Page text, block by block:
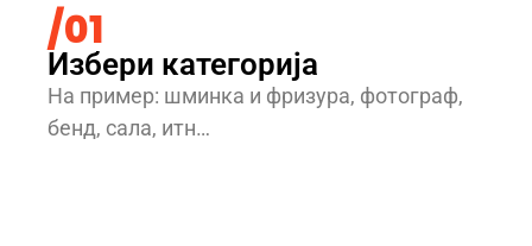
/01
Избери категорија
На пример: шминка и фризура, фотограф,
бенд, сала, итн…